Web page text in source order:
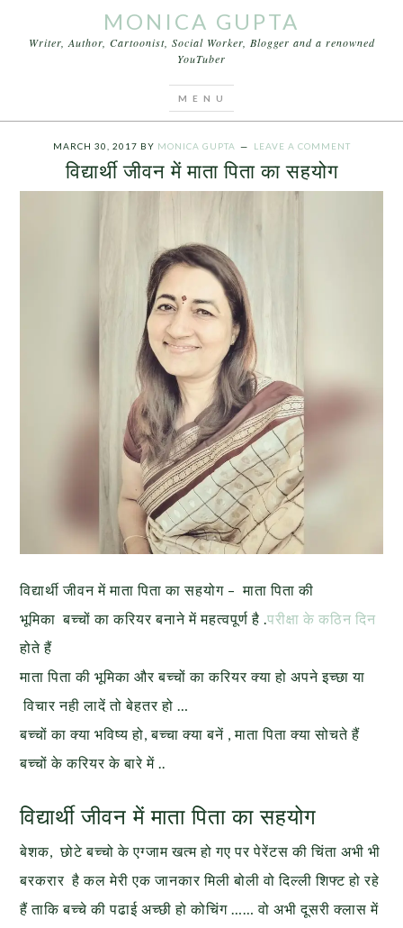
MONICA GUPTA
Writer, Author, Cartoonist, Social Worker, Blogger and a renowned
YouTuber
MARCH 30, 2017 BY MONICA GUPTA LEAVE A COMMENT
विद्यार्थी जीवन में माता पिता का सहयोग
विद्यार्थी जीवन में माता पिता का सहयोग – माता पिता की
भूमिका बच्चों का करियर बनाने में महत्वपूर्ण है .परीक्षा के कठिन दिन
होते हैं
माता पिता की भूमिका और बच्चों का करियर क्या हो अपने इच्छा या
विचार नही लादें तो बेहतर हो …
बच्चों का क्या भविष्य हो, बच्चा क्या बनें , माता पिता क्या सोचते हैं
बच्चों के करियर के बारे में ..
विद्यार्थी जीवन में माता पिता का सहयोग
बेशक, छोटे बच्चो के एग्जाम खत्म हो गए पर पेरेंटस की चिंता अभी भी
बरकरार है कल मेरी एक जानकार मिली बोली वो दिल्ली शिफ्ट हो रहे
हैं ताकि बच्चे की पढाई अच्छी हो कोचिंग …… वो अभी दूसरी क्लास में